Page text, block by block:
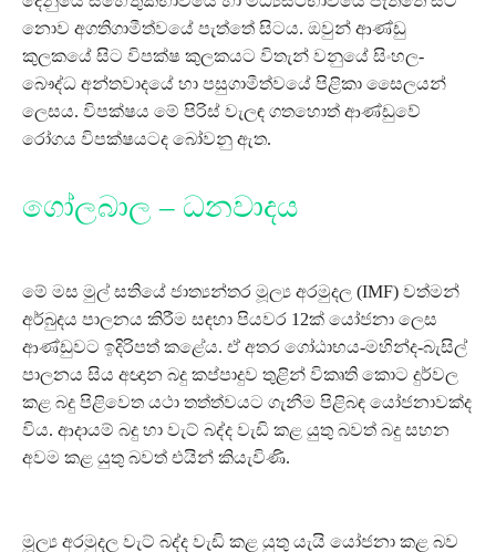
නොව අගතිගාමීත්වයේ පැත්තේ සිටය. ඔවුන් ආණ්ඩු
කුලකයේ සිට විපක්ෂ කුලකයට විතැන් වනුයේ සිංහල-
බෞද්ධ අන්තවාදයේ හා පසුගාමීත්වයේ පිළිකා සෛලයන්
ලෙසය. විපක්ෂය මේ පිරිස් වැලඳ ගතහොත් ආණ්ඩුවේ
රෝගය විපක්ෂයටද බෝවනු ඇත.
ගෝලබාල – ධනවාදය
මේ මස මුල් සතියේ ජාත්‍යන්තර මූල්‍ය අරමුදල (IMF) වත්මන්
අර්බුදය පාලනය කිරීම සඳහා පියවර 12ක් යෝජනා ලෙස
ආණ්ඩුවට ඉදිරිපත් කළේය. ඒ අතර ගෝඨාභය-මහින්ද-බැසිල්
පාලනය සිය අඥාන බදු කප්පාදුව තුළින් විකෘති කොට දුර්වල
කළ බදු පිළිවෙත යථා තත්ත්වයට ගැනීම පිළිබඳ යෝජනාවක්ද
විය. ආදායම් බදු හා වැට් බද්ද වැඩි කළ යුතු බවත් බදු සහන
අවම කළ යුතු බවත් එයින් කියැවිණි.
මූල්‍ය අරමුදල වැට් බද්ද වැඩි කළ යුතු යැයි යෝජනා කළ බව